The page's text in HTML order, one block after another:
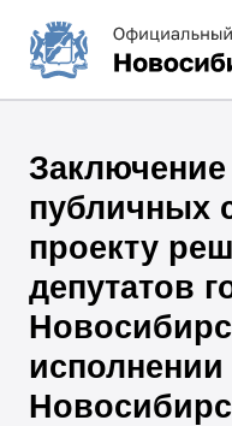
Заключение
публичных
проекту
депутатов